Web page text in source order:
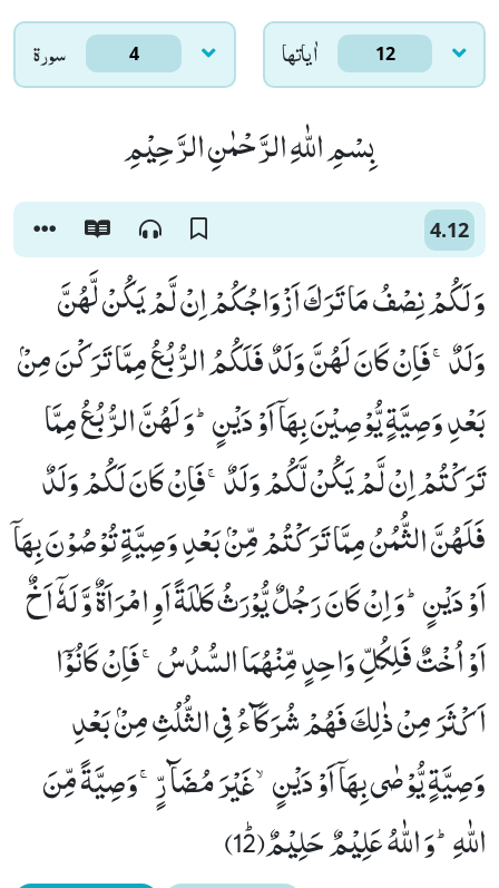
سورۃ 4 اٰياتها 12
بِسْمِ اللّٰهِ الرَّحْمٰنِ الرَّحِیْمِ
4.12
وَ لَكُمْ نِصْفُ مَا تَرَكَ اَزْوَاجُكُمْ اِنْ لَّمْ یَكُنْ لَّهُنَّ
وَلَدٌۚ-فَاِنْ كَانَ لَهُنَّ وَلَدٌ فَلَكُمُ الرُّبُعُ مِمَّا تَرَكْنَ مِنْۢ
بَعْدِ وَصِیَّةٍ یُّوْصِیْنَ بِهَاۤ اَوْ دَیْنٍؕ-وَ لَهُنَّ الرُّبُعُ مِمَّا
تَرَكْتُمْ اِنْ لَّمْ یَكُنْ لَّكُمْ وَلَدٌۚ-فَاِنْ كَانَ لَكُمْ وَلَدٌ
فَلَهُنَّ الثُّمُنُ مِمَّا تَرَكْتُمْ مِّنْۢ بَعْدِ وَصِیَّةٍ تُوْصُوْنَ بِهَاۤ
اَوْ دَیْنٍؕ-وَ اِنْ كَانَ رَجُلٌ یُّوْرَثُ كَلٰلَةً اَوِ امْرَاَةٌ وَّ لَهٗۤ اَخٌ
اَوْ اُخْتٌ فَلِكُلِّ وَاحِدٍ مِّنْهُمَا السُّدُسُۚ-فَاِنْ كَانُوْۤا
اَكْثَرَ مِنْ ذٰلِكَ فَهُمْ شُرَكَآءُ فِی الثُّلُثِ مِنْۢ بَعْدِ
وَصِیَّةٍ یُّوْصٰى بِهَاۤ اَوْ دَیْنٍۙ-غَیْرَ مُضَآرٍّۚ-وَصِیَّةً مِّنَ
اللّٰهِؕ-وَ اللّٰهُ عَلِیْمٌ حَلِیْمٌﭤ(12)